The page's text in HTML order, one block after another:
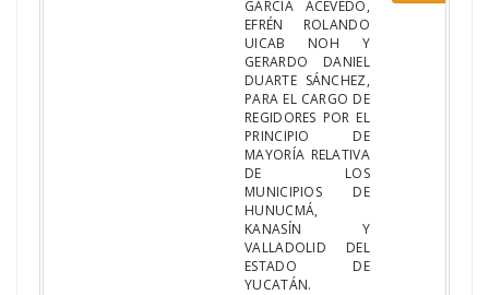
GARCÍA ACEVEDO,
EFRÉN ROLANDO
UICAB NOH Y
GERARDO DANIEL
DUARTE SÁNCHEZ,
PARA EL CARGO DE
REGIDORES POR EL
PRINCIPIO DE
MAYORÍA RELATIVA
DE LOS
MUNICIPIOS DE
HUNUCMÁ,
KANASÍN Y
VALLADOLID DEL
ESTADO DE
YUCATÁN.